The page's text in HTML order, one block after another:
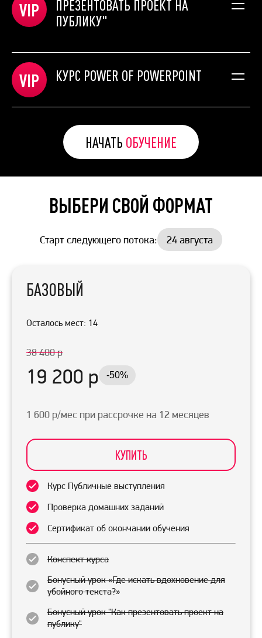
Голосовая разминка №4.
Проделаем работу с речью: темпы, акценты,
Видео практика 4 модуля.
Эффективно поработаем над голосом. Узнаем, почему
возникает голосовая конфронтация и как с ней
бороться.
ПРЕЗЕНТОВАТЬ ПРОЕКТ НА
ПУБЛИКУ"
КУРС POWER OF POWERPOINT
НАЧАТЬ ОБУЧЕНИЕ
ВЫБЕРИ СВОЙ ФОРМАТ
Старт следующего потока: 24 августа
БАЗОВЫЙ
Осталось мест: 14
38 400 р
19 200 р -50%
1 600 р/мес при рассрочке на 12 месяцев
КУПИТЬ
Курс Публичные выступления
Проверка домашних заданий
Сертификат об окончании обучения
Конспект курса
Бонусный урок «Где искать вдохновение для
убойного текста?»
Бонусный урок "Как презентовать проект на
публику"